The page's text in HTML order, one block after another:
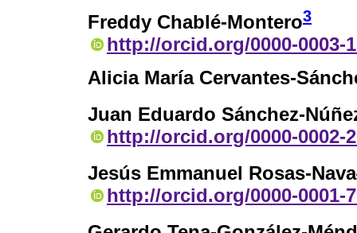
Freddy Chablé-Montero3
http://orcid.org/0000-0003-
Alicia María Cervantes-
Juan Eduardo Sánchez-
http://orcid.org/0000-0002-
Jesús Emmanuel Rosas-Nava
http://orcid.org/0000-0001-